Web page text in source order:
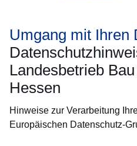
Umgang mit Ihren
Landesbetrieb
Hessen
Hinweise zur Verarbeitung
Europäischen Datenschutz-